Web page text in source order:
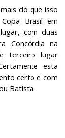
do que isso
Brasil em
com duas
Concórdia na
terceiro lugar
esta
certo e com
Batista.